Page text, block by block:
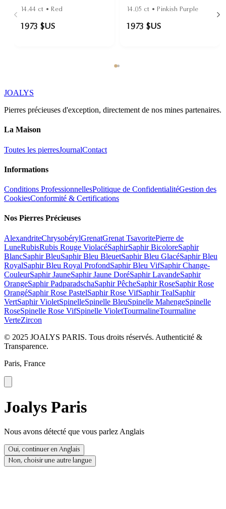
14.44 ct • Red
1 973 $US
14.05 ct • Pinkish Purple
1 973 $US
JOALYS
Pierres précieuses d'exception, directement de nos mines partenaires.
La Maison
Toutes les pierresJournalContact
Informations
Conditions ProfessionnellesPolitique de ConfidentialitéGestion des
CookiesConformité & Certifications
Nos Pierres Précieuses
AlexandriteChrysobérylGrenatGrenat TsavoritePierre de
LuneRubisRubis Rouge ViolacéSaphirSaphir BicoloreSaphir
BlancSaphir BleuSaphir Bleu BleuetSaphir Bleu GlacéSaphir Bleu
RoyalSaphir Bleu Royal ProfondSaphir Bleu VifSaphir Change-
CouleurSaphir JauneSaphir Jaune DoréSaphir LavandeSaphir
OrangeSaphir PadparadschaSaphir PêcheSaphir RoseSaphir Rose
OrangéSaphir Rose PastelSaphir Rose VifSaphir TealSaphir
VertSaphir VioletSpinelleSpinelle BleuSpinelle MahengeSpinelle
RoseSpinelle Rose VifSpinelle VioletTourmalineTourmaline
VerteZircon
© 2025 JOALYS PARIS. Tous droits réservés. Authenticité &
Transparence.
Paris, France
Joalys Paris
Nous avons détecté que vous parlez Anglais
Oui, continuer en Anglais
Non, choisir une autre langue